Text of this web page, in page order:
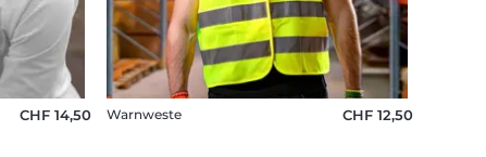
CHF 14,50 Warnweste CHF 12,50